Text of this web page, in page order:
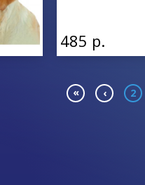
485 р.
« ‹ 2